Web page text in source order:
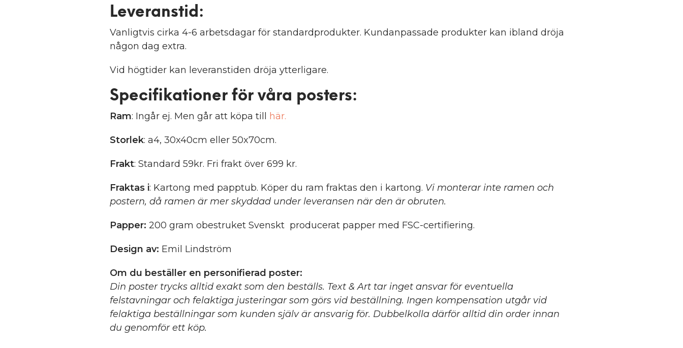
Leveranstid:
Vanligtvis cirka 4-6 arbetsdagar för standardprodukter. Kundanpassade produkter kan ibland dröja
någon dag extra.
Vid högtider kan leveranstiden dröja ytterligare.
Specifikationer för våra posters:
Ram: Ingår ej. Men går att köpa till här.
Storlek: a4, 30x40cm eller 50x70cm.
Frakt: Standard 59kr. Fri frakt över 699 kr.
Fraktas i: Kartong med papptub. Köper du ram fraktas den i kartong. Vi monterar inte ramen och
postern, då ramen är mer skyddad under leveransen när den är obruten.
Papper: 200 gram obestruket Svenskt producerat papper med FSC-certifiering.
Design av: Emil Lindström
Om du beställer en personifierad poster:
Din poster trycks alltid exakt som den beställs. Text & Art tar inget ansvar för eventuella
felstavningar och felaktiga justeringar som görs vid beställning. Ingen kompensation utgår vid
felaktiga beställningar som kunden själv är ansvarig för. Dubbelkolla därför alltid din order innan
du genomför ett köp.